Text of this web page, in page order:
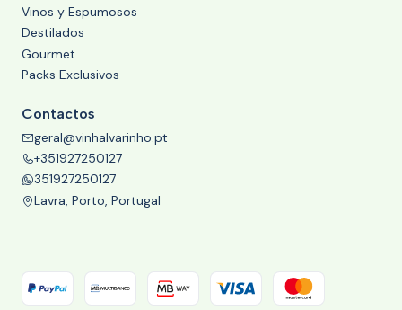
Vinos y Espumosos
Destilados
Gourmet
Packs Exclusivos
Contactos
geral@vinhalvarinho.pt
+351927250127
351927250127
Lavra, Porto, Portugal